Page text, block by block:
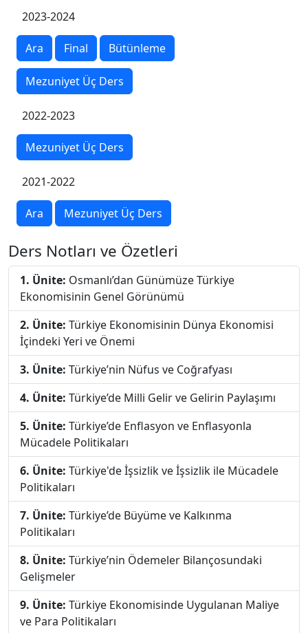
2023-2024
Ara Final Bütünleme
Mezuniyet Üç Ders
2022-2023
Mezuniyet Üç Ders
2021-2022
Ara Mezuniyet Üç Ders
Ders Notları ve Özetleri
1. Ünite: Osmanlı’dan Günümüze Türkiye
Ekonomisinin Genel Görünümü
2. Ünite: Türkiye Ekonomisinin Dünya Ekonomisi
İçindeki Yeri ve Önemi
3. Ünite: Türkiye’nin Nüfus ve Coğrafyası
4. Ünite: Türkiye’de Milli Gelir ve Gelirin Paylaşımı
5. Ünite: Türkiye’de Enflasyon ve Enflasyonla
Mücadele Politikaları
6. Ünite: Türkiye'de İşsizlik ve İşsizlik ile Mücadele
Politikaları
7. Ünite: Türkiye’de Büyüme ve Kalkınma
Politikaları
8. Ünite: Türkiye’nin Ödemeler Bilançosundaki
Gelişmeler
9. Ünite: Türkiye Ekonomisinde Uygulanan Maliye
ve Para Politikaları